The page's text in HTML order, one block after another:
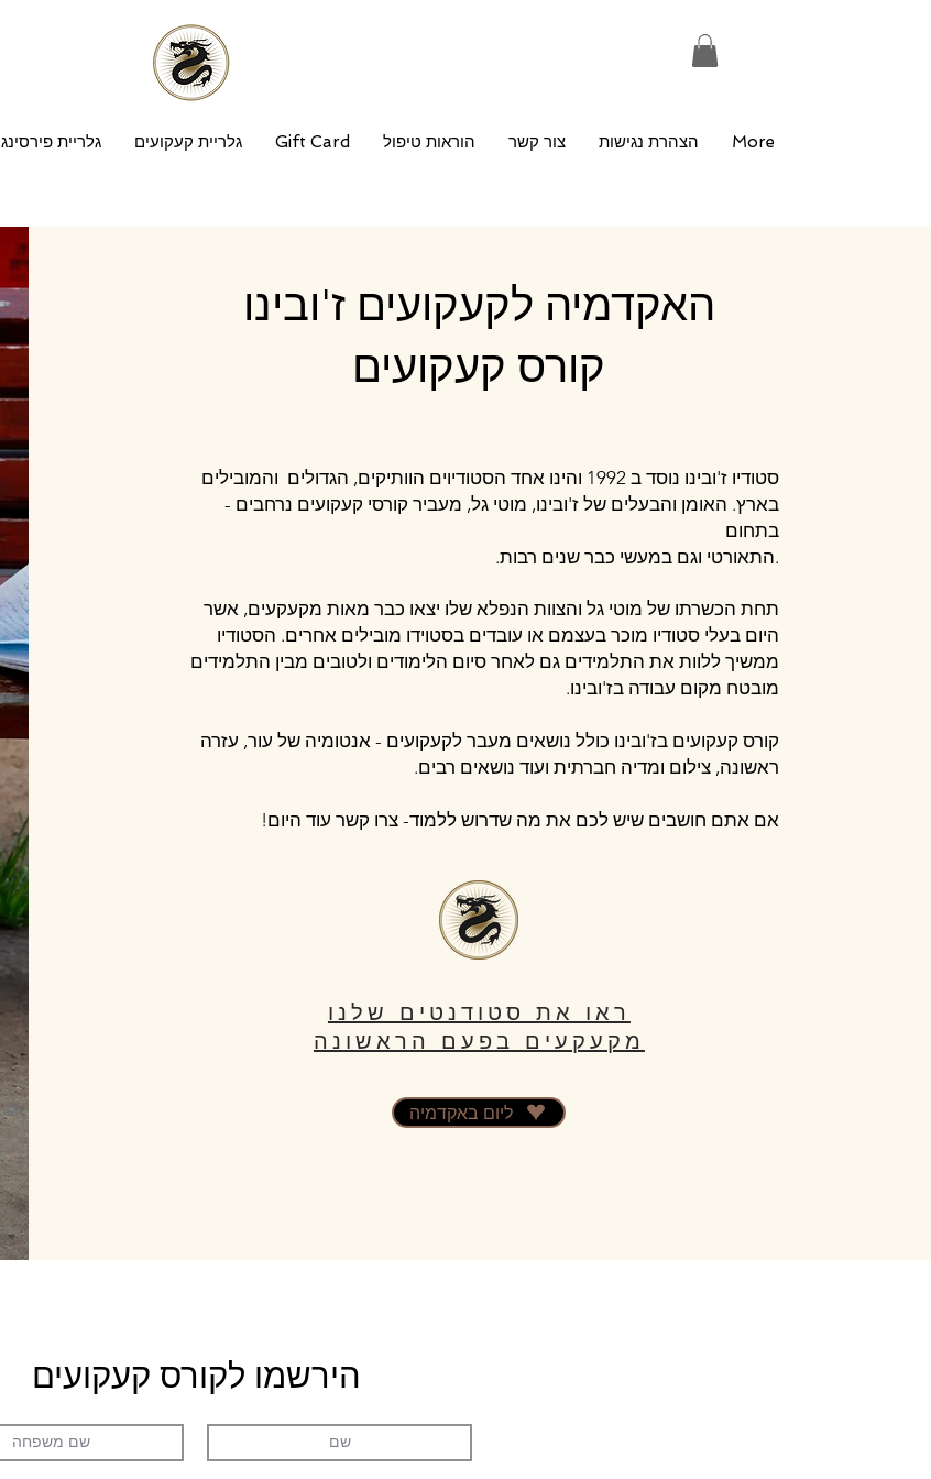
גלריית פירסינג גלריית קעקועים Gift Card הוראות טיפול צור קשר הצהרת נגישות More
האקדמיה לקעקועים ז'ובינו
קורס קעקועים
סטודיו ז'ובינו נוסד ב 1992 והינו אחד הסטודיוים הוותיקים, הגדולים והמובילים
בארץ. האומן והבעלים של ז'ובינו, מוטי גל, מעביר קורסי קעקועים נרחבים -
בתחום
.התאורטי וגם במעשי כבר שנים רבות.
תחת הכשרתו של מוטי גל והצוות הנפלא שלו יצאו כבר מאות מקעקעים, אשר
היום בעלי סטודיו מוכר בעצמם או עובדים בסטוידו מובילים אחרים. הסטודיו
ממשיך ללוות את התלמידים גם לאחר סיום הלימודים ולטובים מבין התלמידים
מובטח מקום עבודה בז'ובינו.
קורס קעקועים בז'ובינו כולל נושאים מעבר לקעקועים - אנטומיה של עור, עזרה
ראשונה, צילום ומדיה חברתית ועוד נושאים רבים.
אם אתם חושבים שיש לכם את מה שדרוש ללמוד- צרו קשר עוד היום!
ראו את סטודנטים שלנו
מקעקעים בפעם הראשונה
ליום באקדמיה
הירשמו לקורס קעקועים